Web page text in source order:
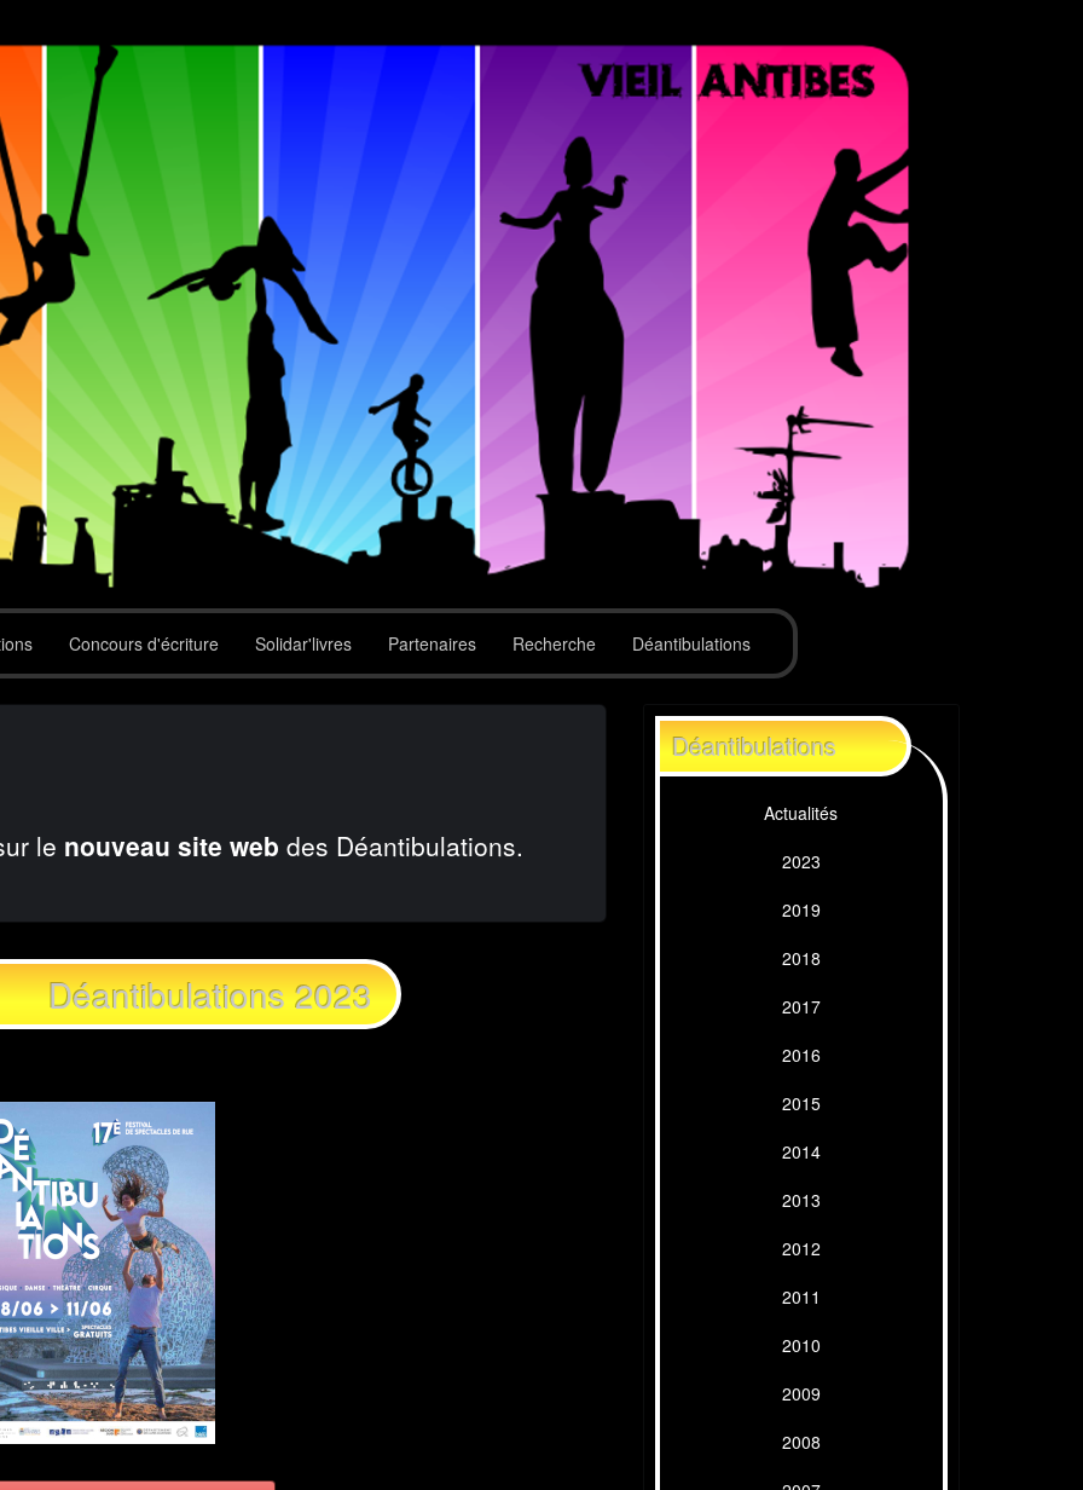
Concours d'écriture Solidar'livres Partenaires Recherche Déantibulations
le nouveau site web des Déantibulations.
Déantibulations 2023
Déantibulations
Actualités
2023
2019
2018
2017
2016
2015
2014
2013
2012
2011
2010
2009
2008